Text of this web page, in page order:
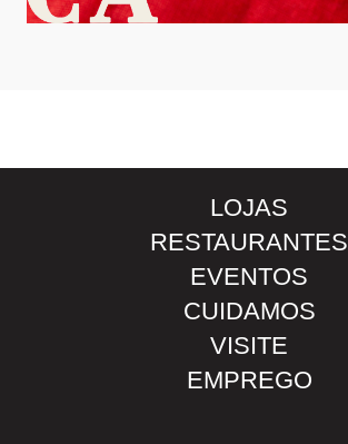
LOJAS
RESTAURANTES
EVENTOS
CUIDAMOS
VISITE
EMPREGO